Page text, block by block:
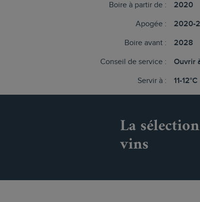
Boire à partir de : 2020
Apogée : 2020-
Boire avant : 2028
Conseil de service : Ouvrir
Servir à : 11-12°C
La
vins